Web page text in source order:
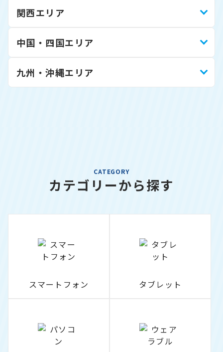
関西エリア
中国・四国エリア
九州・沖縄エリア
CATEGORY
カテゴリーから探す
スマートフォン タブレット